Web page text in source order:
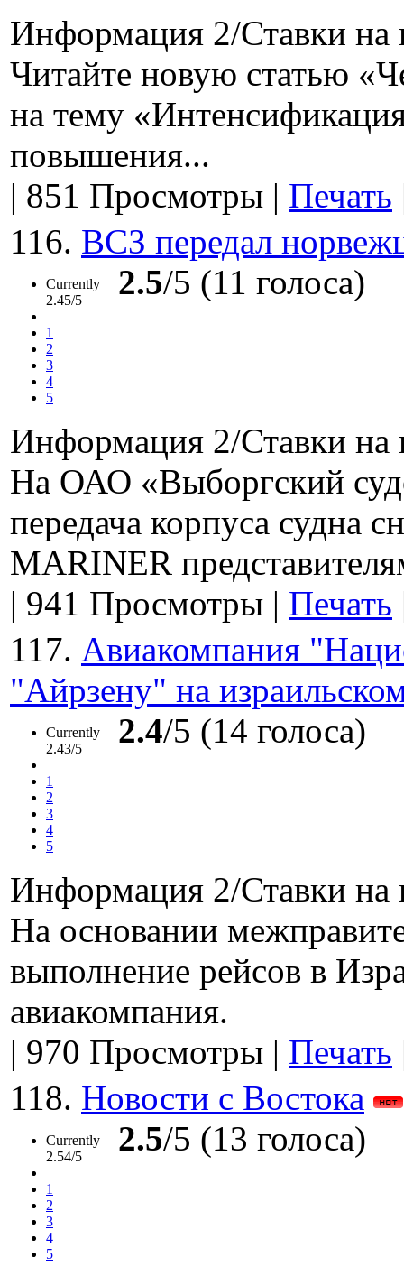
Информация 2/Ставки на
Читайте новую статью
на тему
повышения...
| 851 Просмотры | Печать
116. ВСЗ передал
Currently
2.45/5
1
2
3
4
5
2.5/5 (11 голоса)
Информация 2/Ставки на
На ОАО «Выборгский
передача корпуса судна
MARINER
| 941 Просмотры | Печать
117. Авиакомпания
"Айрзену" на
Currently
2.43/5
1
2
3
4
5
2.4/5 (14 голоса)
Информация 2/Ставки на
На основании
выполнение рейсов в
авиакомпания.
| 970 Просмотры | Печать
118. Новости с Востока
Currently
2.54/5
1
2
3
4
5
2.5/5 (13 голоса)